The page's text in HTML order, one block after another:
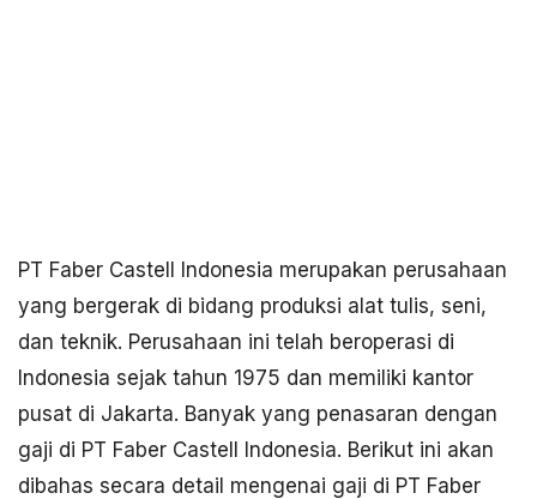
PT Faber Castell Indonesia merupakan perusahaan
yang bergerak di bidang produksi alat tulis, seni,
dan teknik. Perusahaan ini telah beroperasi di
Indonesia sejak tahun 1975 dan memiliki kantor
pusat di Jakarta. Banyak yang penasaran dengan
gaji di PT Faber Castell Indonesia. Berikut ini akan
dibahas secara detail mengenai gaji di PT Faber